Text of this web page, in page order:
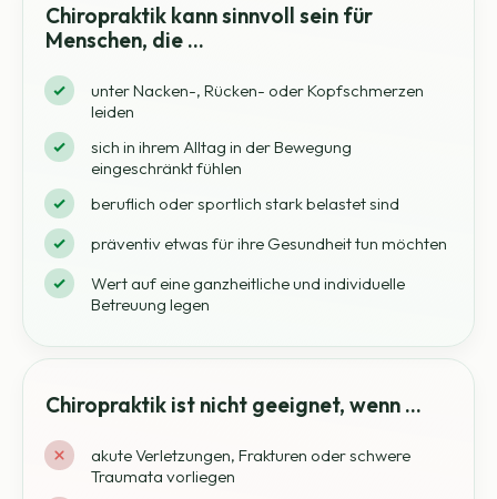
Chiropraktik kann sinnvoll sein für
Menschen, die …
unter Nacken-, Rücken- oder Kopfschmerzen
leiden
sich in ihrem Alltag in der Bewegung
eingeschränkt fühlen
beruflich oder sportlich stark belastet sind
präventiv etwas für ihre Gesundheit tun möchten
Wert auf eine ganzheitliche und individuelle
Betreuung legen
Chiropraktik ist nicht geeignet, wenn …
akute Verletzungen, Frakturen oder schwere
Traumata vorliegen